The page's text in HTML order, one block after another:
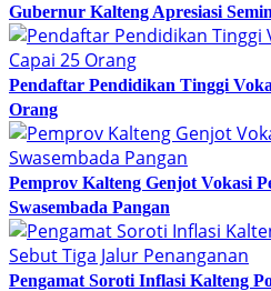
Gubernur Kalteng Apresiasi
Pendaftar Pendidikan Tinggi
Orang
Pemprov Kalteng Genjot Vokasi
Swasembada Pangan
Pengamat Soroti Inflasi Kalteng